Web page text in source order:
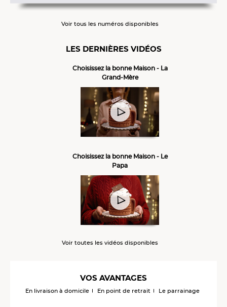
Voir tous les numéros disponibles
LES DERNIÈRES VIDÉOS
Choisissez la bonne Maison - La
Grand-Mère
Choisissez la bonne Maison - Le
Papa
Voir toutes les vidéos disponibles
VOS AVANTAGES
En livraison à domicile En point de retrait Le parrainage